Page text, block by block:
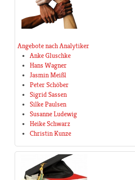
Angebote nach Analytiker
Anke Gluschke
Hans Wagner
Jasmin Meißl
Peter Schöber
Sigrid Sassen
Silke Paulsen
Susanne Ludewig
Heike Schwarz
Christin Kunze